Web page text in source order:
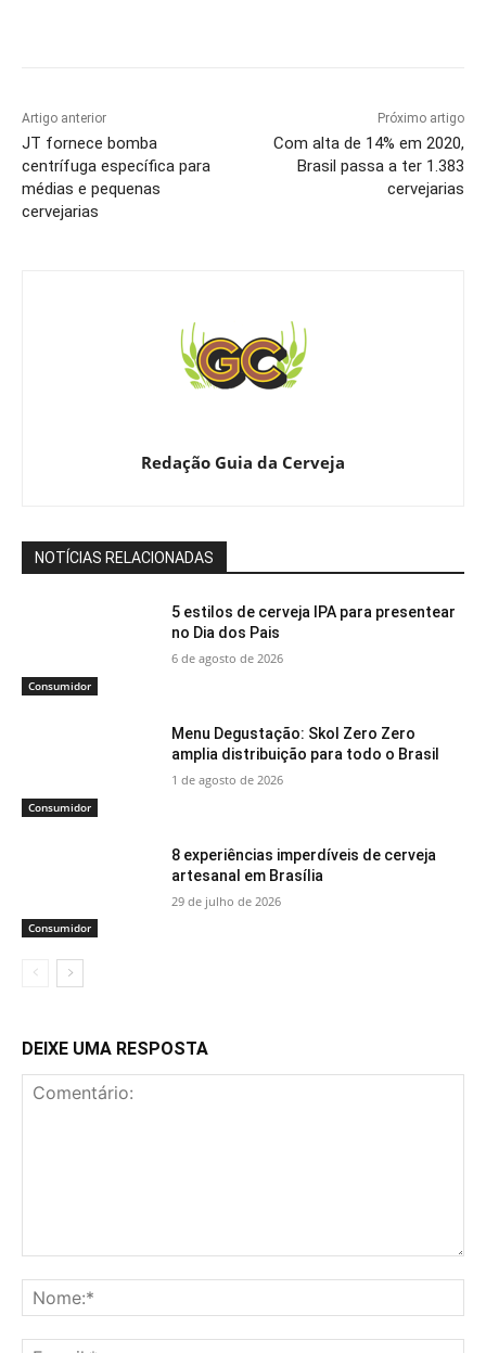
Artigo anterior
JT fornece bomba
centrífuga específica para
médias e pequenas
cervejarias
Próximo artigo
Com alta de 14% em 2020,
Brasil passa a ter 1.383
cervejarias
Redação Guia da Cerveja
NOTÍCIAS RELACIONADAS
Consumidor
5 estilos de cerveja IPA para presentear
no Dia dos Pais
6 de agosto de 2026
Consumidor
Menu Degustação: Skol Zero Zero
amplia distribuição para todo o Brasil
1 de agosto de 2026
Consumidor
8 experiências imperdíveis de cerveja
artesanal em Brasília
29 de julho de 2026
DEIXE UMA RESPOSTA